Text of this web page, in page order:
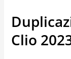
Clio